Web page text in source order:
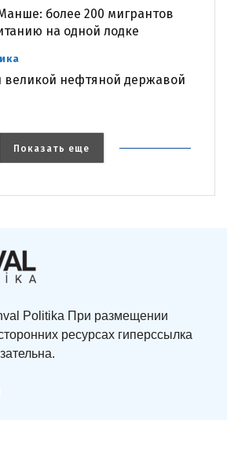
более 200 мигрантов
на одной лодке
великой нефтяной державой
Показать еще
Politika При размещении
ресурсах гиперссылка